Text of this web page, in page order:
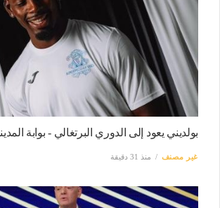
بولديني يعود إلى الدوري البرتغالي - بوابة
غير مصنف منذ 31 دقيقة